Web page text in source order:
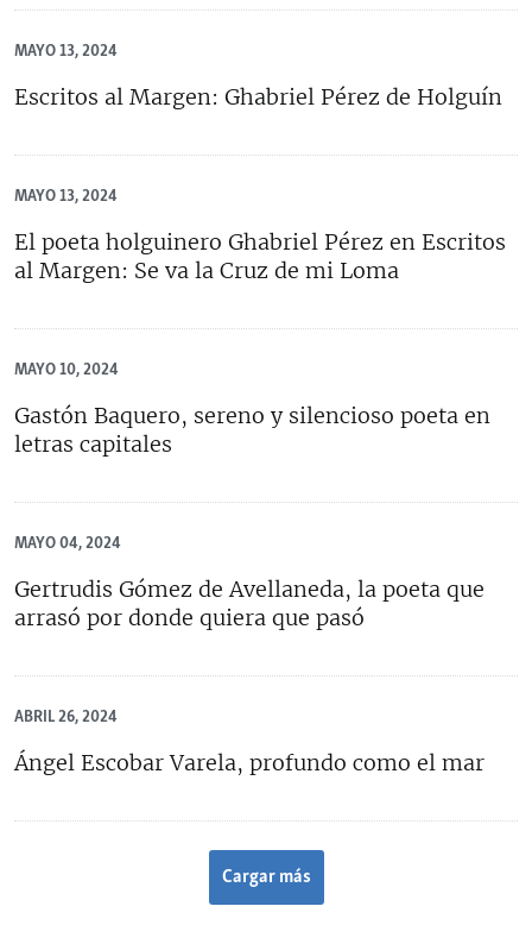
MAYO 13, 2024
Escritos al Margen: Ghabriel Pérez de Holguín
MAYO 13, 2024
El poeta holguinero Ghabriel Pérez en Escritos
al Margen: Se va la Cruz de mi Loma
MAYO 10, 2024
Gastón Baquero, sereno y silencioso poeta en
letras capitales
MAYO 04, 2024
Gertrudis Gómez de Avellaneda, la poeta que
arrasó por donde quiera que pasó
ABRIL 26, 2024
Ángel Escobar Varela, profundo como el mar
Cargar más